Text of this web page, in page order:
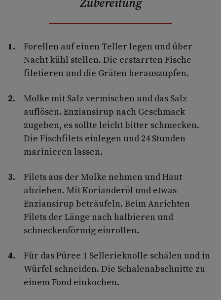
Forellen auf einen Teller legen und über
Nacht kühl stellen. Die erstarrten Fische
filetieren und die Gräten herauszupfen.
Molke mit Salz vermischen und das Salz
auflösen. Enziansirup nach Geschmack
zugeben, es sollte leicht bitter schmecken.
Die Fischfilets einlegen und 24 Stunden
marinieren lassen.
Filets aus der Molke nehmen und Haut
abziehen. Mit Korianderöl und etwas
Enziansirup beträufeln. Beim Anrichten
Filets der Länge nach halbieren und
schneckenförmig einrollen.
Für das Püree 1 Sellerieknolle schälen und in
Würfel schneiden. Die Schalenabschnitte zu
einem Fond einkochen.